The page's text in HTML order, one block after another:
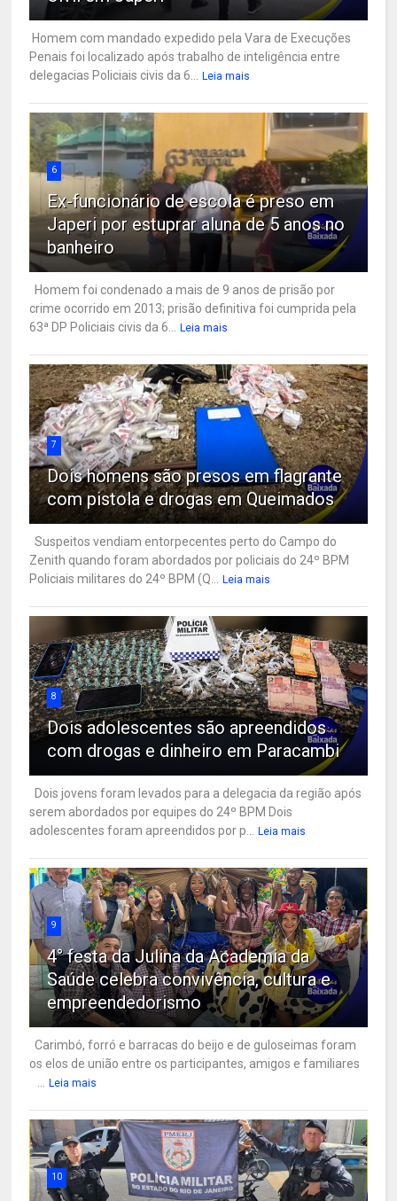
Homem com mandado expedido pela Vara de Execuções
Penais foi localizado após trabalho de inteligência entre
delegacias Policiais civis da 6...
Leia mais
6
Ex-funcionário de escola é preso em
Japeri por estuprar aluna de 5 anos no
banheiro
Homem foi condenado a mais de 9 anos de prisão por
crime ocorrido em 2013; prisão definitiva foi cumprida pela
63ª DP Policiais civis da 6...
Leia mais
7
Dois homens são presos em flagrante
com pistola e drogas em Queimados
Suspeitos vendiam entorpecentes perto do Campo do
Zenith quando foram abordados por policiais do 24º BPM
Policiais militares do 24º BPM (Q...
Leia mais
8
Dois adolescentes são apreendidos
com drogas e dinheiro em Paracambi
Dois jovens foram levados para a delegacia da região após
serem abordados por equipes do 24º BPM Dois
adolescentes foram apreendidos por p...
Leia mais
9
4° festa da Julina da Academia da
Saúde celebra convivência, cultura e
empreendedorismo
Carimbó, forró e barracas do beijo e de guloseimas foram
os elos de união entre os participantes, amigos e familiares
Leia mais
10